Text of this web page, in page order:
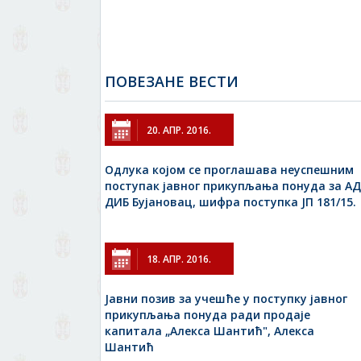
ПОВЕЗАНЕ ВЕСТИ
20. АПР. 2016.
Одлука којом се проглашава неуспешним
поступак јавног прикупљања понуда за АД
ДИБ Бујановац, шифра поступка ЈП 181/15.
18. АПР. 2016.
Jавни позив за учешће у поступку јавног
прикупљања понуда ради продаје
капитала „Алекса Шантић", Алекса
Шантић